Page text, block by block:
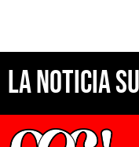
La noticia